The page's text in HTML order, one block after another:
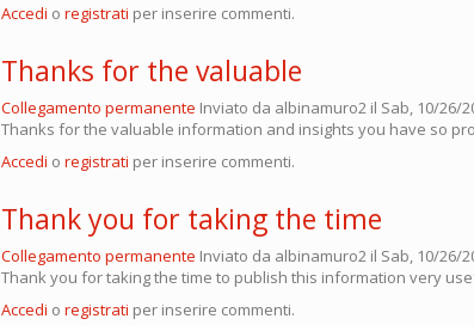
Accedi o registrati per inserire commenti.
Thanks for the valuable
Collegamento permanente Inviato da albinamuro2 il Sab, 10/26/
Thanks for the valuable information and insights you have so
Accedi o registrati per inserire commenti.
Thank you for taking the time
Collegamento permanente Inviato da albinamuro2 il Sab, 10/26/
Thank you for taking the time to publish this information very
Accedi o registrati per inserire commenti.